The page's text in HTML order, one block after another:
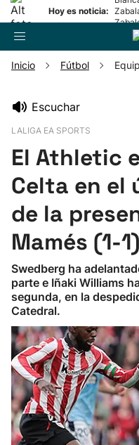
Hoy es noticia:
la
Pelota
Remo
Ciclismo
Herri-kirolak
Balonmano
Kirolak 360
Inicio Fútbol
Escuchar
LALIGA EA SPORTS
El Athletic
Celta en el
de la
Mamés (1-1)
Swedberg ha
parte e Iñaki Williams
segunda, en la
Catedral.